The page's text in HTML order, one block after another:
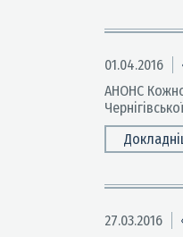
01.04.2016
АНОНС
27.03.2016